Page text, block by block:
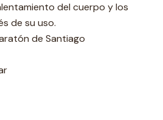
del cuerpo y los
de su uso.
de Santiago